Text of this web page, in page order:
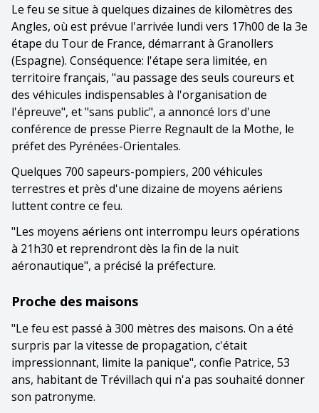
Le feu se situe à quelques dizaines de kilomètres des
Angles, où est prévue l'arrivée lundi vers 17h00 de la 3e
étape du Tour de France, démarrant à Granollers
(Espagne). Conséquence: l'étape sera limitée, en
territoire français, "au passage des seuls coureurs et
des véhicules indispensables à l'organisation de
l'épreuve", et "sans public", a annoncé lors d'une
conférence de presse Pierre Regnault de la Mothe, le
préfet des Pyrénées-Orientales.
Quelques 700 sapeurs-pompiers, 200 véhicules
terrestres et près d'une dizaine de moyens aériens
luttent contre ce feu.
"Les moyens aériens ont interrompu leurs opérations
à 21h30 et reprendront dès la fin de la nuit
aéronautique", a précisé la préfecture.
Proche des maisons
"Le feu est passé à 300 mètres des maisons. On a été
surpris par la vitesse de propagation, c'était
impressionnant, limite la panique", confie Patrice, 53
ans, habitant de Trévillach qui n'a pas souhaité donner
son patronyme.